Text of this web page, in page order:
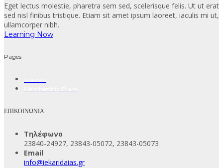
Eget lectus molestie, pharetra sem sed, scelerisque felis. Ut ut erat
sed nisl finibus tristique. Etiam sit amet ipsum laoreet, iaculis mi ut,
ullamcorper nibh.
Learning Now
Pages
ΕΠΙΚΟΙΝΩΝΙΑ
Τηλέφωνο
23840-24927, 23843-05072, 23843-05073
Email
info@iekaridaias.gr